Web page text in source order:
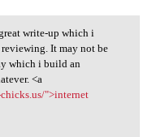
a great
write-up which i
It may not be
which i build an
<a
">internet